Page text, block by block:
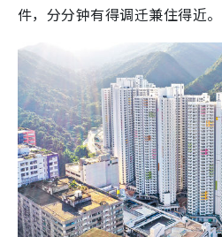
件，分分钟有得调迁兼住得近。